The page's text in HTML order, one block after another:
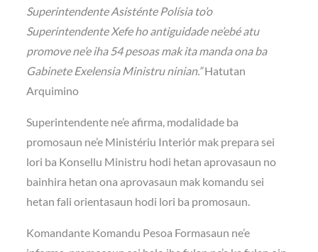
Superintendente Asisténte Polísia to’o
Superintendente Xefe ho antiguidade ne’ebé atu
promove ne’e iha 54 pesoas mak ita manda ona ba
Gabinete Exelensia Ministru ninian.”Hatutan
Arquimino
Superintendente ne’e afirma, modalidade ba
promosaun ne’e Ministériu Interiór mak prepara sei
lori ba Konsellu Ministru hodi hetan aprovasaun no
bainhira hetan ona aprovasaun mak komandu sei
hetan fali orientasaun hodi lori ba promosaun.
Komandante Komandu Pesoa Formasaun ne’e